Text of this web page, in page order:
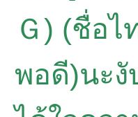
Ｇ) (ชื่อ
พอดี)นะงั